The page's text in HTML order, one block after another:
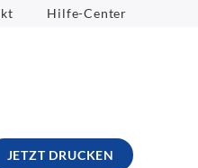
Hilfe-Center
JETZT DRUCKEN